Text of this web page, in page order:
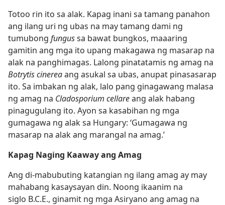
Totoo rin ito sa alak. Kapag inani sa tamang panahon
ang ilang uri ng ubas na may tamang dami ng
tumubong fungussa bawat bungkos, maaaring
gamitin ang mga ito upang makagawa ng masarap na
alak na panghimagas. Lalong pinatatamis ng amag na
Botrytis cinereaang asukal sa ubas, anupat pinasasarap
ito. Sa imbakan ng alak, lalo pang ginagawang malasa
ng amag na Cladosporium cellareang alak habang
pinagugulang ito. Ayon sa kasabihan ng mga
gumagawa ng alak sa Hungary: ‘Gumagawa ng
masarap na alak ang marangal na amag.’
Kapag Naging Kaaway ang Amag
Ang di-mabubuting katangian ng ilang amag ay may
mahabang kasaysayan din. Noong ikaanim na
siglo B.C.E., ginamit ng mga Asiryano ang amag na